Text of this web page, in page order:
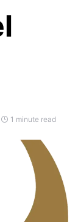
1 minute read